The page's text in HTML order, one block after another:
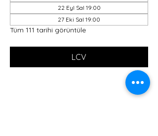
22 Eyl Sal 19:00
27 Eki Sal 19:00
Tüm 111 tarihi görüntüle
LCV